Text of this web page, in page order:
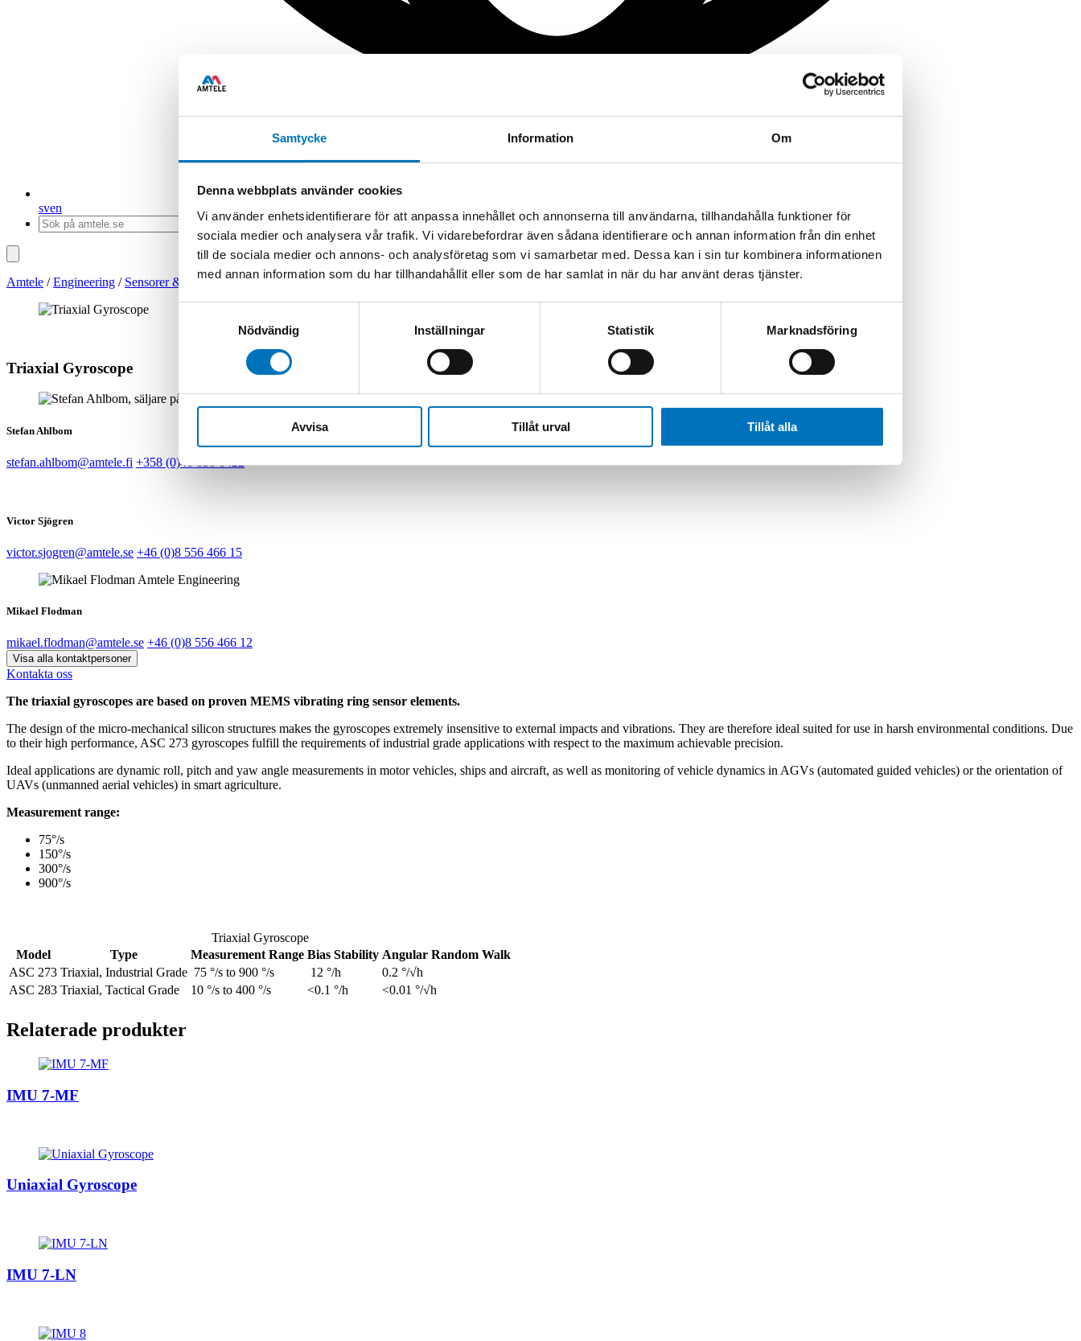
Samtycke Information Om
Denna webbplats använder cookies
Vi använder enhetsidentifierare för att anpassa innehållet och annonserna till användarna, tillhandahålla funktioner för
sociala medier och analysera vår trafik. Vi vidarebefordrar även sådana identifierare och annan information från din enhet
till de sociala medier och annons- och analysföretag som vi samarbetar med. Dessa kan i sin tur kombinera informationen
med annan information som du har tillhandahållit eller som de har samlat in när du har använt deras tjänster.
Nödvändig
Inställningar Statistik Marknadsföring
Avvisa Tillåt urval Tillåt alla
sven
Amtele /Engineering / Sensorer & Givare/Gyron & Vinkelgivare/ Sensorer & Givare
Triaxial Gyroscope
Stefan Ahlbom
stefan.ahlbom@amtele.fi +358 (0)46 850 6422
Victor Sjögren
victor.sjogren@amtele.se +46 (0)8 556 466 15
Mikael Flodman
mikael.flodman@amtele.se +46 (0)8 556 466 12
Visa alla kontaktpersoner
Kontakta oss
The triaxial gyroscopes are based on proven MEMS vibrating ring sensor elements.
The design of the micro-mechanical silicon structures makes the gyroscopes extremely insensitive to external impacts and vibrations. They are therefore ideal suited for use in harsh environmental conditions. Due
to their high performance, ASC 273 gyroscopes fulfill the requirements of industrial grade applications with respect to the maximum achievable precision.
Ideal applications are dynamic roll, pitch and yaw angle measurements in motor vehicles, ships and aircraft, as well as monitoring of vehicle dynamics in AGVs (automated guided vehicles) or the orientation of
UAVs (unmanned aerial vehicles) in smart agriculture.
Measurement range:
75°/s
150°/s
300°/s
900°/s
Triaxial Gyroscope
Model
Type Measurement Range Bias Stability Angular Random Walk
ASC 273 Triaxial, Industrial Grade 75 °/s to 900 °/s 12 °/h
0.2 °/√h
ASC 283 Triaxial, Tactical Grade 10 °/s to 400 °/s <0.1 °/h <0.01 °/√h
Relaterade produkter
IMU 7-MF
Uniaxial Gyroscope
IMU 7-LN